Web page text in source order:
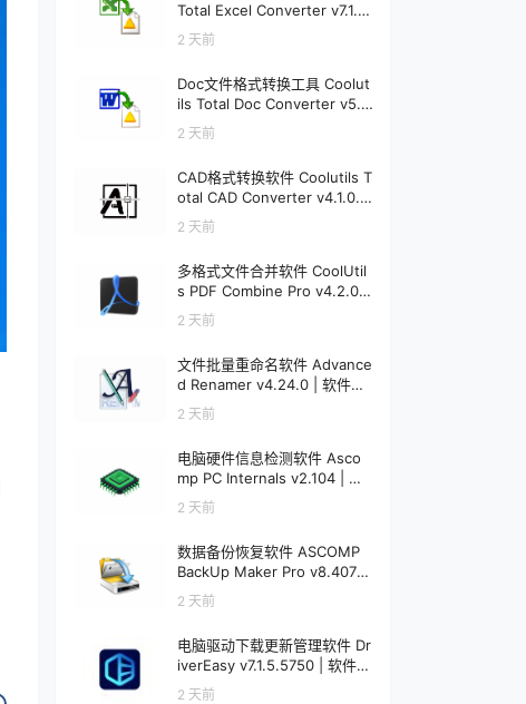
Total Excel Converter v7.1.0.
148 | 软件个锤子 | R2475
2 天前
Doc文件格式转换工具 Coolut
ils Total Doc Converter v5.1.
0.413 | 软件个锤子 | R2306
2 天前
CAD格式转换软件 Coolutils T
otal CAD Converter v4.1.0.2
49 | 软件个锤子 | R1900
2 天前
多格式文件合并软件 CoolUtil
s PDF Combine Pro v4.2.0.1
92 | 软件个锤子 | R5037
2 天前
文件批量重命名软件 Advance
d Renamer v4.24.0 | 软件个
锤子 | R1845
2 天前
电脑硬件信息检测软件 Asco
mp PC Internals v2.104 | 软
件个锤子 | R4578
2 天前
数据备份恢复软件 ASCOMP
BackUp Maker Pro v8.407 |
软件个锤子 | R4577
2 天前
电脑驱动下载更新管理软件 Dr
iverEasy v7.1.5.5750 | 软件个
锤子 | R1521
2 天前